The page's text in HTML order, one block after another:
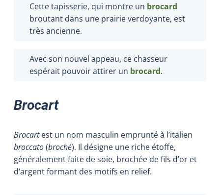
Cette tapisserie, qui montre un brocard
broutant dans une prairie verdoyante, est
très ancienne.
Avec son nouvel appeau, ce chasseur
espérait pouvoir attirer un brocard.
Brocart
Brocartest un nom masculin emprunté à l’italien
broccato(broché). Il désigne une riche étoffe,
généralement faite de soie, brochée de fils d’or et
d’argent formant des motifs en relief.